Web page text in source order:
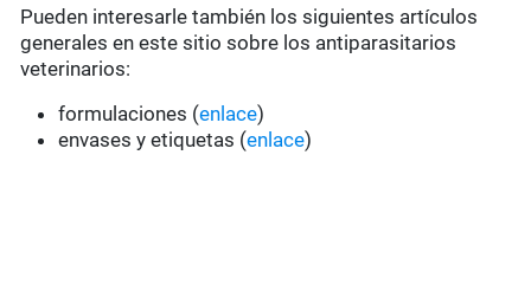
Pueden interesarle también los siguientes artículos
generales en este sitio sobre los antiparasitarios
veterinarios:
formulaciones (enlace)
envases y etiquetas (enlace)